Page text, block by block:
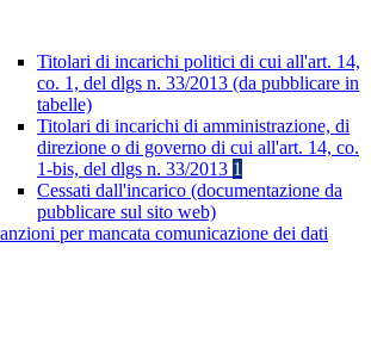
Titolari di incarichi politici di cui all'art. 14,
co. 1, del dlgs n. 33/2013 (da pubblicare in
tabelle)
Titolari di incarichi di amministrazione, di
direzione o di governo di cui all'art. 14, co.
1-bis, del dlgs n. 33/2013 1
Cessati dall'incarico (documentazione da
pubblicare sul sito web)
per mancata comunicazione dei dati